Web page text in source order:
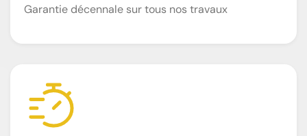
Garantie décennale sur tous nos travaux